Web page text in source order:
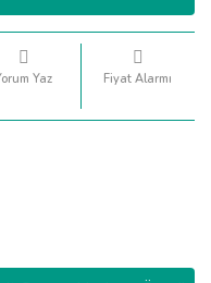
Yaz Fiyat Alarmı